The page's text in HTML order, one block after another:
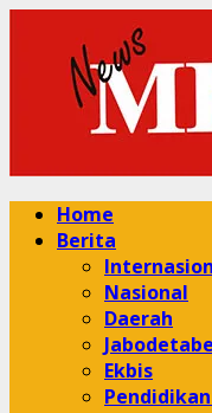
content
Primary
Menu
Home
Berita
Nasional
Daerah
Ekbis